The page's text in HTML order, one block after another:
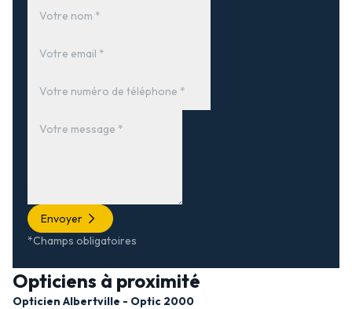
Envoyer
*Champs obligatoires
Opticiens à proximité
Opticien Albertville - Optic 2000